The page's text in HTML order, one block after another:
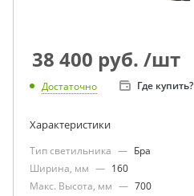
38 400 руб. /шт
Достаточно Где купить?
Характеристики
Тип светильника — Бра
Ширина, мм — 160
Макс. Высота, мм — 700